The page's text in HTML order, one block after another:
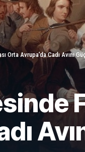
Orta Avrupa’da Cadı Avını